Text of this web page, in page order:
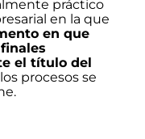
práctico
en la que
en que
el título del
procesos se